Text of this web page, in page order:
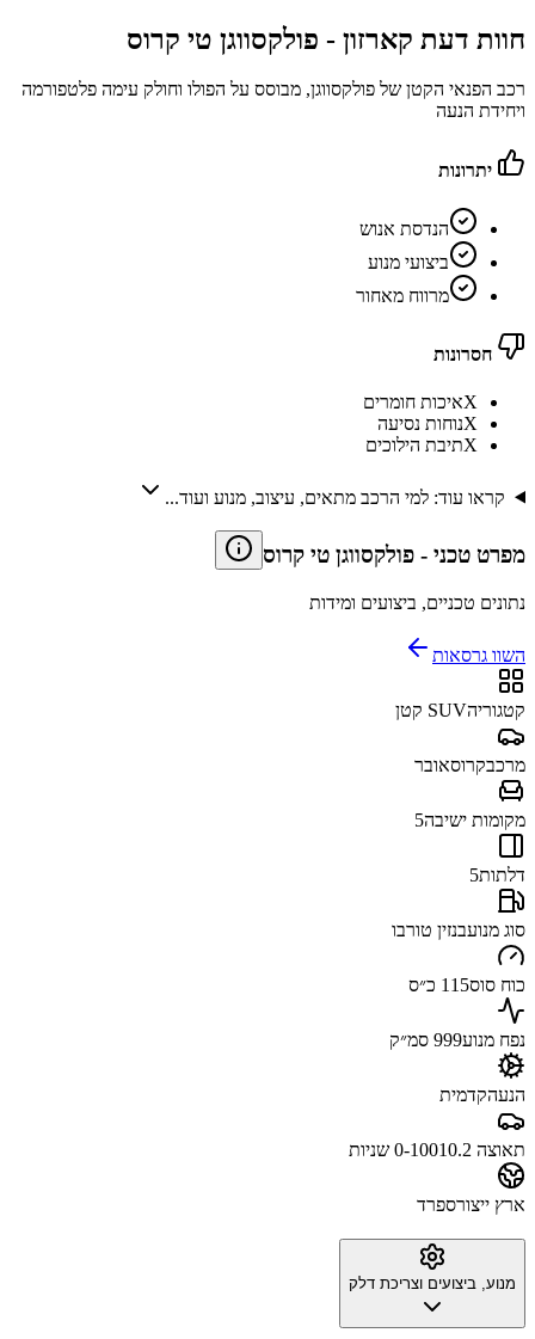
חוות דעת קארזון - פולקסווגן טי קרוס
רכב הפנאי הקטן של פולקסווגן, מבוסס על הפולו וחולק עימה פלטפורמה
ויחידת הנעה
יתרונות
הנדסת אנוש
ביצועי מנוע
מרווח מאחור
חסרונות
Xאיכות חומרים
Xנוחות נסיעה
Xתיבת הילוכים
קראו עוד: למי הרכב מתאים, עיצוב, מנוע ועוד...
מפרט טכני - פולקסווגן טי קרוס
נתונים טכניים, ביצועים ומידות
השוו גרסאות
קטגוריהSUV קטן
מרכבקרוסאובר
מקומות ישיבה5
דלתות5
סוג מנועבנזין טורבו
כוח סוס115 כ״ס
נפח מנוע999 סמ״ק
הנעהקדמית
תאוצה 0-100 10.2 שניות
ארץ ייצורספרד
מנוע, ביצועים וצריכת דלק